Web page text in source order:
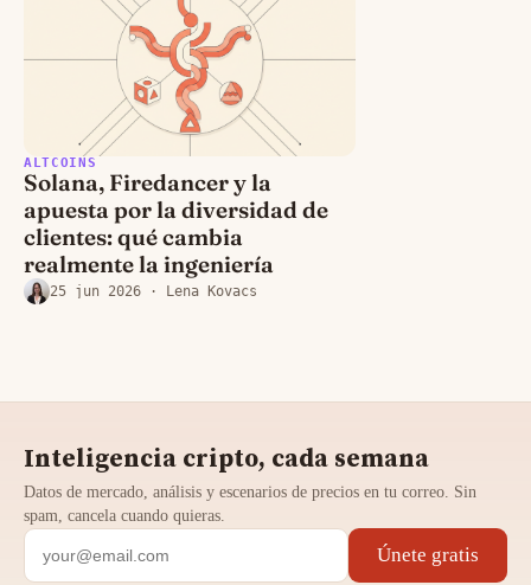
ALTCOINS
Solana, Firedancer y la
apuesta por la diversidad de
clientes: qué cambia
realmente la ingeniería
25 jun 2026 · Lena Kovacs
Inteligencia cripto, cada semana
Datos de mercado, análisis y escenarios de precios en tu correo. Sin
spam, cancela cuando quieras.
Únete gratis